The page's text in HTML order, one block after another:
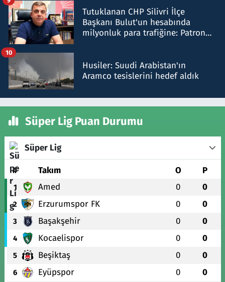
Tutuklanan CHP Silivri İlçe
Başkanı Bulut'un hesabında
milyonluk para trafiğine: Patron
Husiler: Suudi Arabistan'ın
Aramco tesislerini hedef aldık
10
Süper Lig Puan Durumu
Süper Lig
# Takım O P
1 Amed 0 0
2 Erzurumspor FK 0 0
3 Başakşehir 0 0
4 Kocaelispor 0 0
5 Beşiktaş 0 0
6 Eyüpspor 0 0